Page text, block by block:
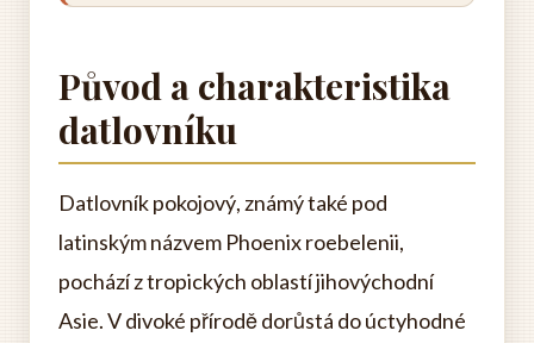
Původ a charakteristika
datlovníku
Datlovník pokojový, známý také pod
latinským názvem Phoenix roebelenii,
pochází z tropických oblastí jihovýchodní
Asie. V divoké přírodě dorůstá do úctyhodné